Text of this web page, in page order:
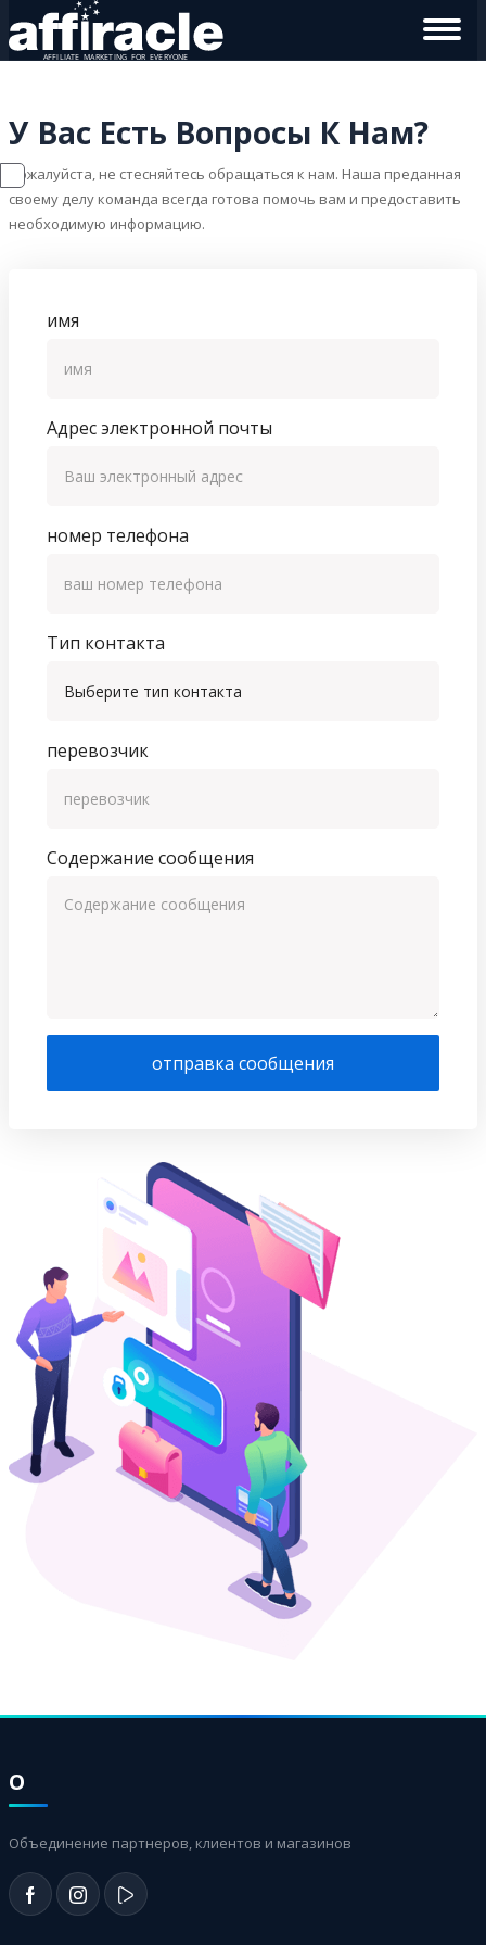
У Вас Есть Вопросы К Нам?
Пожалуйста, не стесняйтесь обращаться к нам. Наша преданная
своему делу команда всегда готова помочь вам и предоставить
необходимую информацию.
имя
Адрес электронной почты
номер телефона
Тип контакта
перевозчик
Содержание сообщения
отправка сообщения
О
Объединение партнеров, клиентов и магазинов